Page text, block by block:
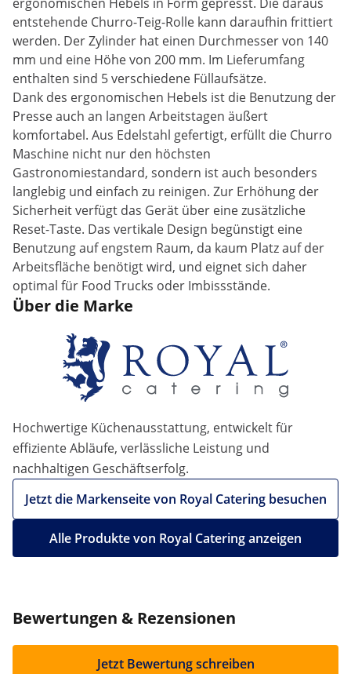
entstehende Churro-Teig-Rolle kann daraufhin frittiert
werden. Der Zylinder hat einen Durchmesser von 140
mm und eine Höhe von 200 mm. Im Lieferumfang
enthalten sind 5 verschiedene Füllaufsätze.
Dank des ergonomischen Hebels ist die Benutzung der
Presse auch an langen Arbeitstagen äußert
komfortabel. Aus Edelstahl gefertigt, erfüllt die Churro
Maschine nicht nur den höchsten
Gastronomiestandard, sondern ist auch besonders
langlebig und einfach zu reinigen. Zur Erhöhung der
Sicherheit verfügt das Gerät über eine zusätzliche
Reset-Taste. Das vertikale Design begünstigt eine
Benutzung auf engstem Raum, da kaum Platz auf der
Arbeitsfläche benötigt wird, und eignet sich daher
optimal für Food Trucks oder Imbissstände.
Über die Marke
Hochwertige Küchenausstattung, entwickelt für
effiziente Abläufe, verlässliche Leistung und
nachhaltigen Geschäftserfolg.
Jetzt die Markenseite von Royal Catering besuchen
Alle Produkte von Royal Catering anzeigen
Bewertungen & Rezensionen
Jetzt Bewertung schreiben